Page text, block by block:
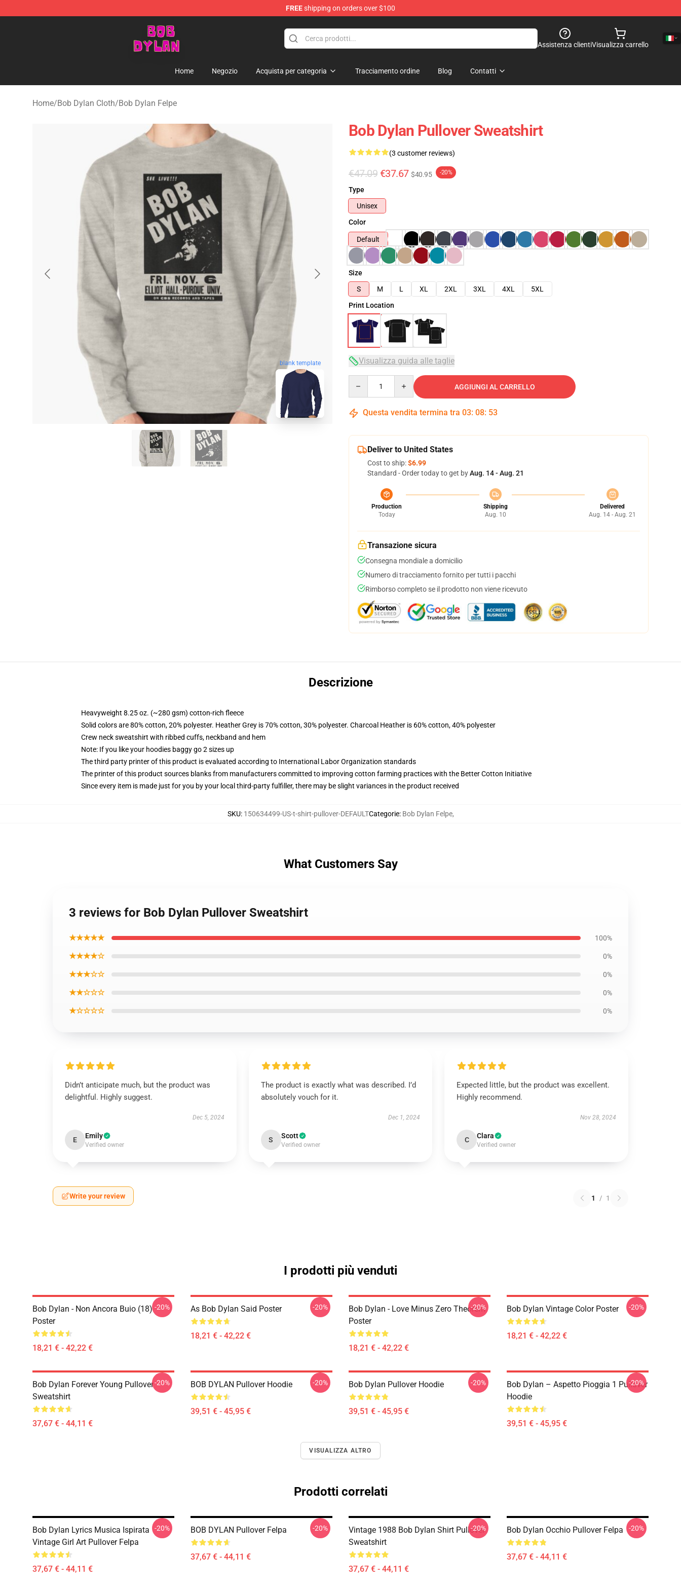
FREEshipping on orders over $100
Bob Dylan Store - Official Bob Dylan Merchandise Shop
Assistenza clientiVisualizza carrello
Home Negozio Acquista per categoria Tracciamento ordine Blog Contatti
Home/Bob Dylan Cloth/Bob Dylan Felpe
blank template
Bob Dylan Pullover Sweatshirt
(3 customer reviews)
€47.09 €37.67 $40.95 -20%
Type
Unisex
Color
Default
Size
S
M L XL 2XL 3XL 4XL
5XL
Print Location
Visualizza guida alle taglie
AGGIUNGI AL CARRELLO
Questa vendita termina tra 03: 08: 52
Deliver to United States
Cost to ship:$6.99
Standard - Order today to get byAug. 14 - Aug. 21
Production
Today
Shipping
Aug. 10
Delivered
Aug. 14 - Aug. 21
Transazione sicura
Consegna mondiale a domicilio
Numero di tracciamento fornito per tutti i pacchi
Rimborso completo se il prodotto non viene ricevuto
Descrizione
Heavyweight 8.25 oz. (~280 gsm) cotton-rich fleece
Solid colors are 80% cotton, 20% polyester. Heather Grey is 70% cotton, 30% polyester. Charcoal Heather is 60% cotton, 40% polyester
Crew neck sweatshirt with ribbed cuffs, neckband and hem
Note: If you like your hoodies baggy go 2 sizes up
The third party printer of this product is evaluated according to International Labor Organization standards
The printer of this product sources blanks from manufacturers committed to improving cotton farming practices with the Better Cotton Initiative
Since every item is made just for you by your local third-party fulfiller, there may be slight variances in the product received
SKU: 150634499-US-t-shirt-pullover-DEFAULTCategorie: Bob Dylan Felpe,
What Customers Say
3 reviews for Bob Dylan Pullover Sweatshirt
★★★★★ 100%
★★★★☆ 0%
★★★☆☆ 0%
★★☆☆☆ 0%
★☆☆☆☆ 0%
Didn’t anticipate much, but the product was
delightful. Highly suggest.
Dec 5, 2024
E Emily
Verified owner
The product is exactly what was described. I’d
absolutely vouch for it.
Dec 1, 2024
S Scott
Verified owner
Expected little, but the product was excellent.
Highly recommend.
Nov 28, 2024
C Clara
Verified owner
Write your review 1 / 1
I prodotti più venduti
Bob Dylan - Non Ancora Buio (18)
Poster
18,21 € - 42,22 €
-20% As Bob Dylan Said Poster
18,21 € - 42,22 €
-20%
Bob Dylan - Love Minus Zero Theorem
Poster
18,21 € - 42,22 €
-20% Bob Dylan Vintage Color Poster
18,21 € - 42,22 €
-20%
Bob Dylan Forever Young Pullover
Sweatshirt
37,67 € - 44,11 €
-20% BOB DYLAN Pullover Hoodie
39,51 € - 45,95 €
-20% Bob Dylan Pullover Hoodie
39,51 € - 45,95 €
-20%
Bob Dylan – Aspetto Pioggia 1 Pullover
Hoodie
39,51 € - 45,95 €
-20%
VISUALIZZA ALTRO
Prodotti correlati
Bob Dylan Lyrics Musica Ispirata
Vintage Girl Art Pullover Felpa
37,67 € - 44,11 €
-20% BOB DYLAN Pullover Felpa
37,67 € - 44,11 €
-20%
Vintage 1988 Bob Dylan Shirt Pullover
Sweatshirt
37,67 € - 44,11 €
-20% Bob Dylan Occhio Pullover Felpa
37,67 € - 44,11 €
-20%